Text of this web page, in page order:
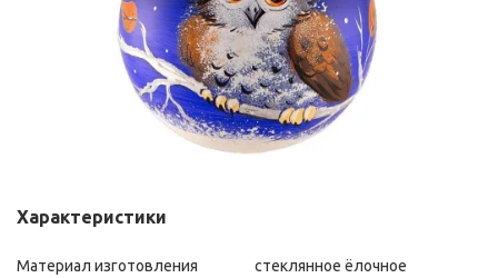
Характеристики
Материал изготовления
стеклянное ёлочное